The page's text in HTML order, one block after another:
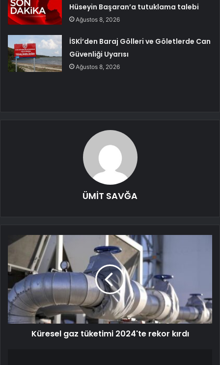
Hüseyin Başaran’a tutuklama talebi
Ağustos 8, 2026
İSKİ’den Baraj Gölleri ve Göletlerde Can
Güvenliği Uyarısı
Ağustos 8, 2026
ÜMİT SAVĞA
Küresel gaz tüketimi 2024'te rekor kırdı